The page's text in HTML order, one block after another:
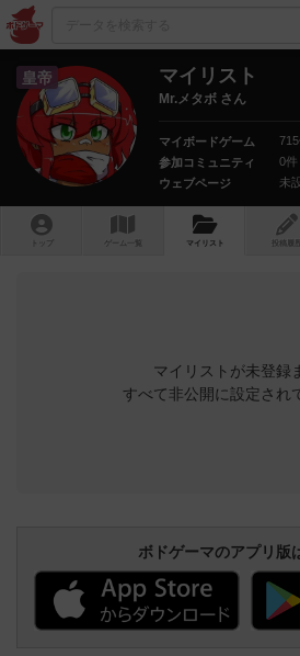
皇帝 マイリスト
Mr.メタボ さん
マイボードゲーム
参加コミュニティ
0件
ウェブページ
未
トップ ゲーム一覧 マイリスト 投稿履歴
マイリストが未登録
すべて非公開に設定され
ボドゲーマのアプリ版